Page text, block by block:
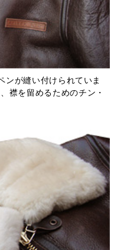
ンが縫い付けられていま
襟を留めるためのチン・